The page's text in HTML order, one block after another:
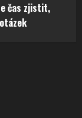
čas zjistit,